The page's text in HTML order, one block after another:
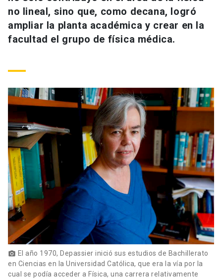
Estudiantes
Académicos
Padres y familia
Vecinos launch
ACCESOS DIRECTOS
Admisión launch
Correo UC
Mi Portal UC
Medios launch
Donaciones launch
no lineal, sino que, como decana, logró
ampliar la planta académica y crear en la
facultad el grupo de física médica.
photo_camera El año 1970, Depassier inició sus estudios de Bachillerato
en Ciencias en la Universidad Católica, que era la vía por la
cual se podía acceder a Física, una carrera relativamente